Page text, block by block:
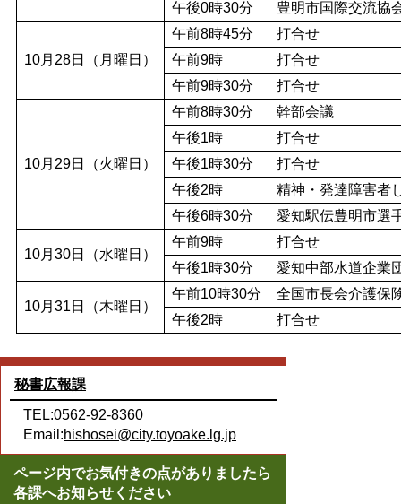
午後0時30分 豊明市国際交流協
10月28日（月曜日）
午前8時45分
打合せ
午前9時
打合せ
午前9時30分
打合せ
10月29日（火曜日）
午前8時30分
幹部会議
午後1時
打合せ
午後1時30分
打合せ
午後2時
精神・発達障害者
午後6時30分
愛知駅伝豊明市選
10月30日（水曜日）
午前9時
打合せ
午後1時30分
愛知中部水道企業
10月31日（木曜日）
午前10時30分
全国市長会介護保
午後2時
打合せ
秘書広報課
TEL:0562-92-8360
Email:hishosei@city.toyoake.lg.jp
ページ内でお気付きの点がありましたら
各課へお知らせください